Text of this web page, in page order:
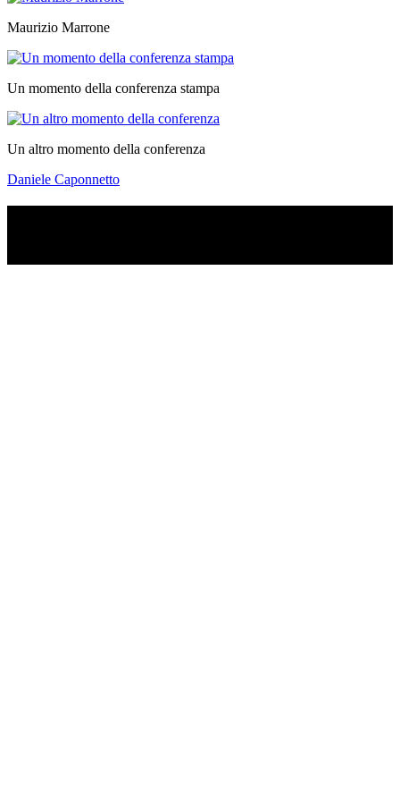
Maurizio Marrone
Un momento della conferenza stampa
Un altro momento della conferenza
Daniele Caponnetto